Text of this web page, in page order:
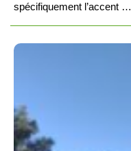
spécifiquement l’accent …